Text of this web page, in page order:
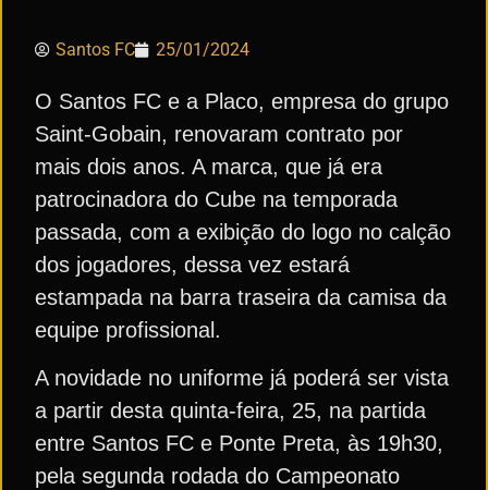
Santos FC 25/01/2024
O Santos FC e a Placo, empresa do grupo
Saint-Gobain, renovaram contrato por
mais dois anos. A marca, que já era
patrocinadora do Cube na temporada
passada, com a exibição do logo no calção
dos jogadores, dessa vez estará
estampada na barra traseira da camisa da
equipe profissional.
A novidade no uniforme já poderá ser vista
a partir desta quinta-feira, 25, na partida
entre Santos FC e Ponte Preta, às 19h30,
pela segunda rodada do Campeonato